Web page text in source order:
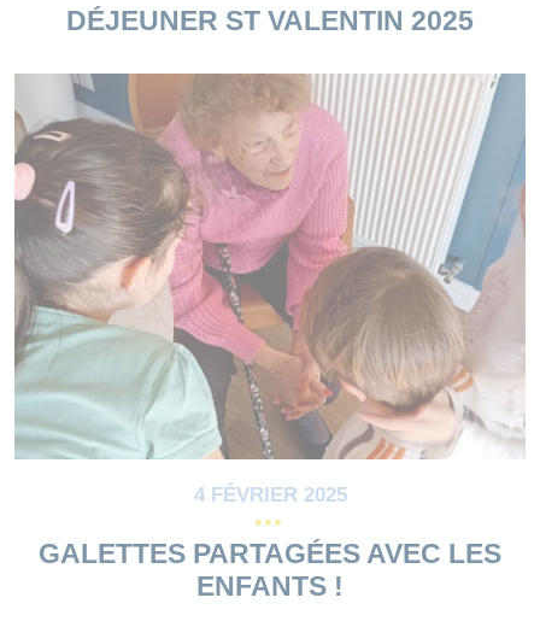
DÉJEUNER ST VALENTIN 2025
4 FÉVRIER 2025
GALETTES PARTAGÉES AVEC LES
ENFANTS !